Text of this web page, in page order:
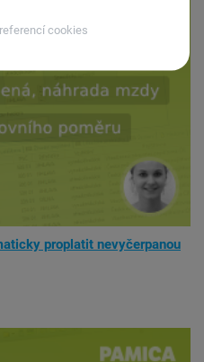
cookies
proplatit nevyčerpanou